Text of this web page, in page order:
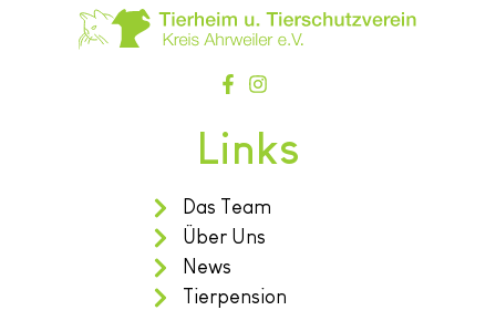
Links
Das Team
Über Uns
News
Tierpension